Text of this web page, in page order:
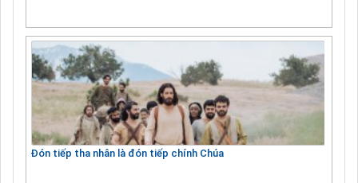
Đón tiếp tha nhân là đón tiếp chính Chúa